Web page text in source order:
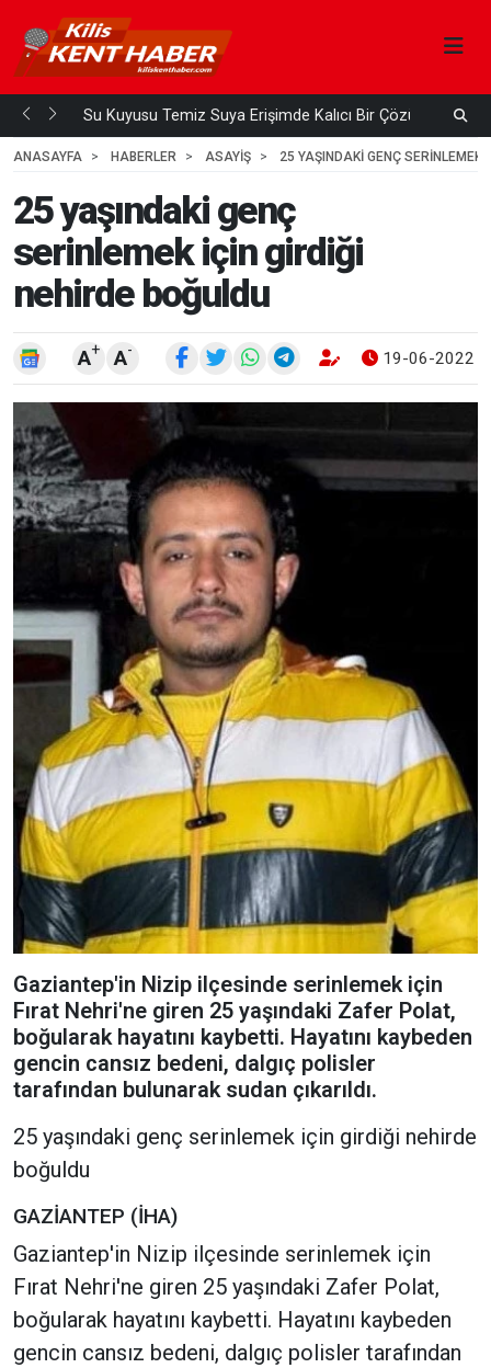
Su Kuyusu Temiz Suya Erişimde Kalıcı Bir Çözüm
3
ANASAYFA HABERLER ASAYİŞ 25 YAŞINDAKI GENÇ SERINLEMEK
25 yaşındaki genç
serinlemek için girdiği
nehirde boğuldu
A+ A- 19-06-2022
Gaziantep'in Nizip ilçesinde serinlemek için
Fırat Nehri'ne giren 25 yaşındaki Zafer Polat,
boğularak hayatını kaybetti. Hayatını kaybeden
gencin cansız bedeni, dalgıç polisler
tarafından bulunarak sudan çıkarıldı.
25 yaşındaki genç serinlemek için girdiği nehirde
boğuldu
GAZİANTEP (İHA)
Gaziantep'in Nizip ilçesinde serinlemek için
Fırat Nehri'ne giren 25 yaşındaki Zafer Polat,
boğularak hayatını kaybetti. Hayatını kaybeden
gencin cansız bedeni, dalgıç polisler tarafından